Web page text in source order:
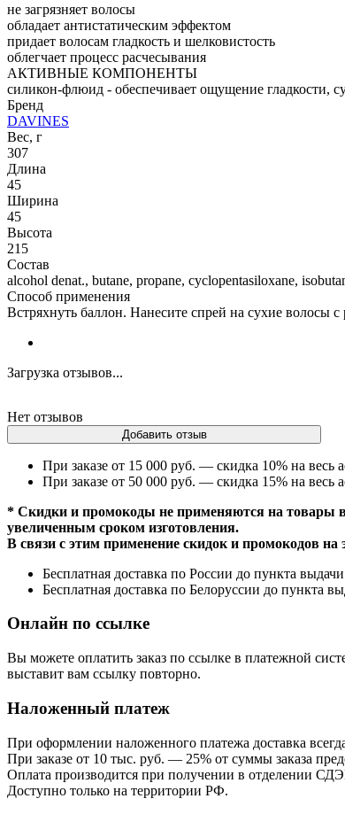
не загрязняет волосы
обладает антистатическим эффектом
придает волосам гладкость и шелковистость
облегчает процесс расчесывания
АКТИВНЫЕ КОМПОНЕНТЫ
силикон-флюид - обеспечивает ощущение гладкости,
Бренд
DAVINES
Вес, г
307
Длина
45
Ширина
45
Высота
215
Состав
alcohol denat., butane, propane, cyclopentasiloxane,
Способ применения
Встряхнуть баллон. Нанесите спрей на сухие волосы
Загрузка отзывов...
Нет отзывов
Добавить отзыв
При заказе от 15 000 руб. — скидка 10% на весь
При заказе от 50 000 руб. — скидка 15% на весь
* Скидки и промокоды не применяются на товары
увеличенным сроком изготовления.
В связи с этим применение скидок и промокодов на
Бесплатная доставка по России до пункта
Бесплатная доставка по Белоруссии до пункта
Онлайн по ссылке
Вы можете оплатить заказ по ссылке в платежной
выставит вам ссылку повторно.
Наложенный платеж
При оформлении наложенного платежа доставка
При заказе от 10 тыс. руб. — 25% от суммы заказа
Оплата производится при получении в отделении
Доступно только на территории РФ.